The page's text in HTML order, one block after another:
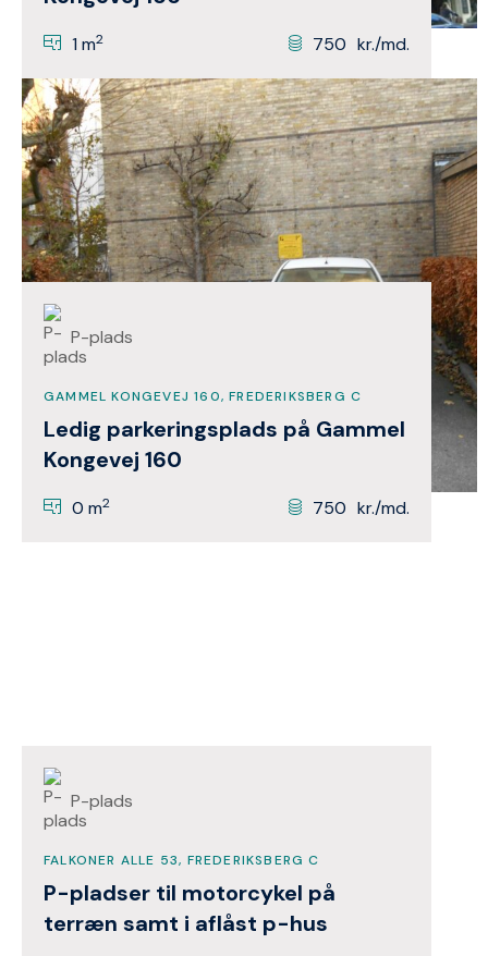
1 m2 750 kr./md.
P-plads
GAMMEL KONGEVEJ 160, FREDERIKSBERG C
Ledig parkeringsplads på Gammel
Kongevej 160
0 m2 750 kr./md.
P-plads
FALKONER ALLE 53, FREDERIKSBERG C
P-pladser til motorcykel på
terræn samt i aflåst p-hus